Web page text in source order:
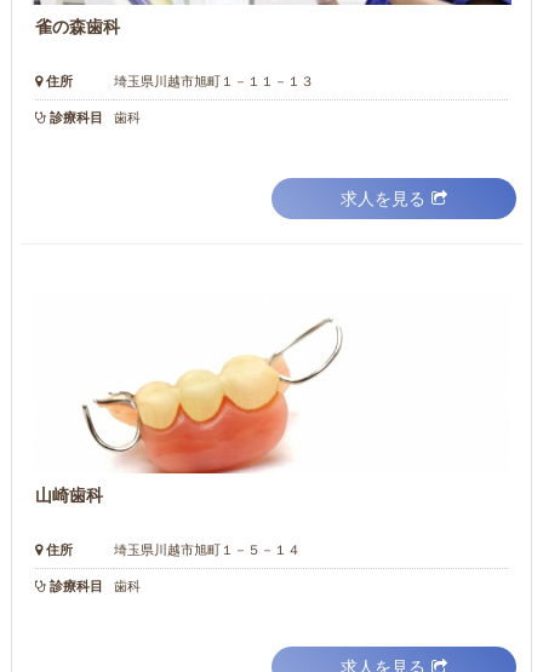
雀の森歯科
住所 埼玉県川越市旭町１－１１－１３
診療科目 歯科
求人を見る
山崎歯科
住所 埼玉県川越市旭町１－５－１４
診療科目 歯科
求人を見る